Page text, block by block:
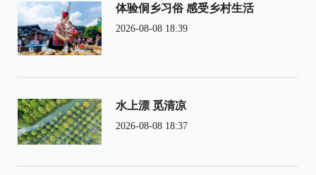
体验侗乡习俗 感受乡村生活
2026-08-08 18:39
水上漂 觅清凉
2026-08-08 18:37